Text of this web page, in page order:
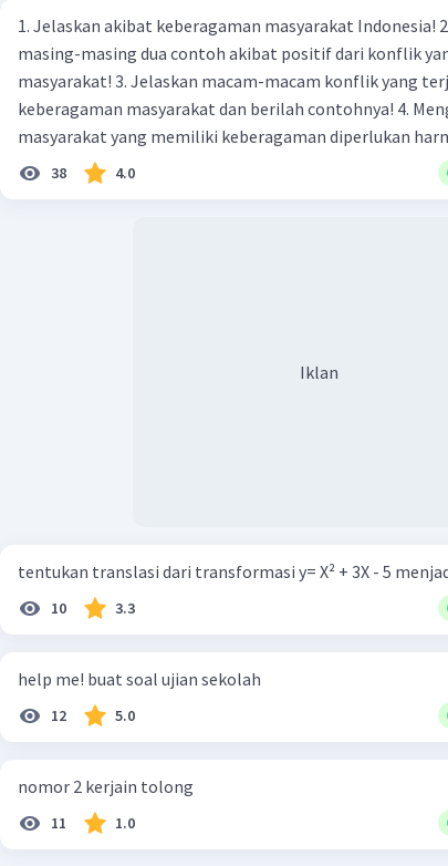
1. Jelaskan akibat keberagaman masyarakat Indonesia! 2. Jelaskan dan berilah
masing-masing dua contoh akibat positif dari konflik
masyarakat! 3. Jelaskan macam-macam konflik yang terjadi akibat
keberagaman masyarakat dan berilah contohnya! 4. Mengapa dalam
masyarakat yang memiliki keberagaman diperlukan harmoni? 5.
merupakan negara yang kaya akan keberagaman baik
ras, bahasa, dan budaya. Berdasarkan pernyataan
38 4.0
Iklan
tentukan translasi dari transformasi y= X² + 3X - 5
10 3.3
help me! buat soal ujian sekolah
12 5.0
nomor 2 kerjain tolong
11 1.0